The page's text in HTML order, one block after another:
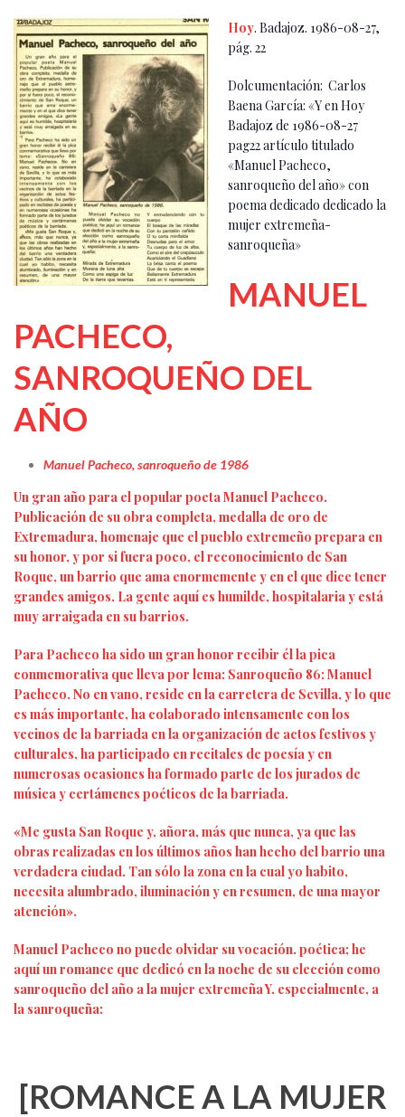
Hoy. Badajoz. 1986-08-27,
pág. 22
Dolcumentación: Carlos
Baena García: «Y en Hoy
Badajoz de 1986-08-27
pag22 artículo titulado
«Manuel Pacheco,
sanroqueño del año» con
poema dedicado dedicado la
mujer extremeña-
sanroqueña»
MANUEL
PACHECO,
SANROQUEÑO DEL
AÑO
Manuel Pacheco, sanroqueño de 1986
Un gran año para el popular poeta Manuel Pacheco.
Publicación de su obra completa, medalla de oro de
Extremadura, homenaje que el pueblo extremeño prepara en
su honor, y por si fuera poco, el reconocimiento de San
Roque, un barrio que ama enormemente y en el que dice tener
grandes amigos. La gente aquí es humilde, hospitalaria y está
muy arraigada en su barrios.
Para Pacheco ha sido un gran honor recibir él la pica
conmemorativa que lleva por lema: Sanroqueño 86: Manuel
Pacheco. No en vano, reside en la carretera de Sevilla, y lo que
es más importante, ha colaborado intensamente con los
vecinos de la barriada en la organización de actos festivos y
culturales, ha participado en recitales de poesía y en
numerosas ocasiones ha formado parte de los jurados de
música y certámenes poéticos de la barriada.
«Me gusta San Roque y, añora, más que nunca, ya que las
obras realizadas en los últimos años han hecho del barrio una
verdadera ciudad. Tan sólo la zona en la cual yo habito,
necesita alumbrado, iluminación y en resumen, de una mayor
atención».
Manuel Pacheco no puede olvidar su vocación. poética; he
aquí un romance que dedicó en la noche de su elección como
sanroqueño del año a la mujer extremeña Y. especialmente, a
la sanroqueña:
[ROMANCE A LA MUJER